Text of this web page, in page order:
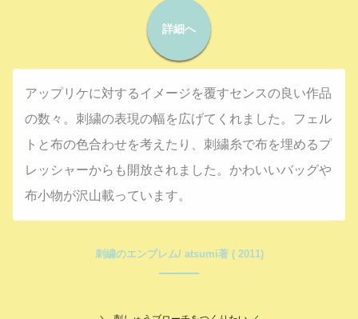
詳細へ
アップリケに対するイメージを覆すセンスの良い作品
の数々。刺繍の表現の幅を広げてくれました。フェル
トと布の色合わせを考えたり、刺繍糸で布を埋めるプ
レッシャーからも開放されました。かわいいバッグや
布小物が沢山載っています。
刺繍のエンブレム/ atsumi著 ( 2011)